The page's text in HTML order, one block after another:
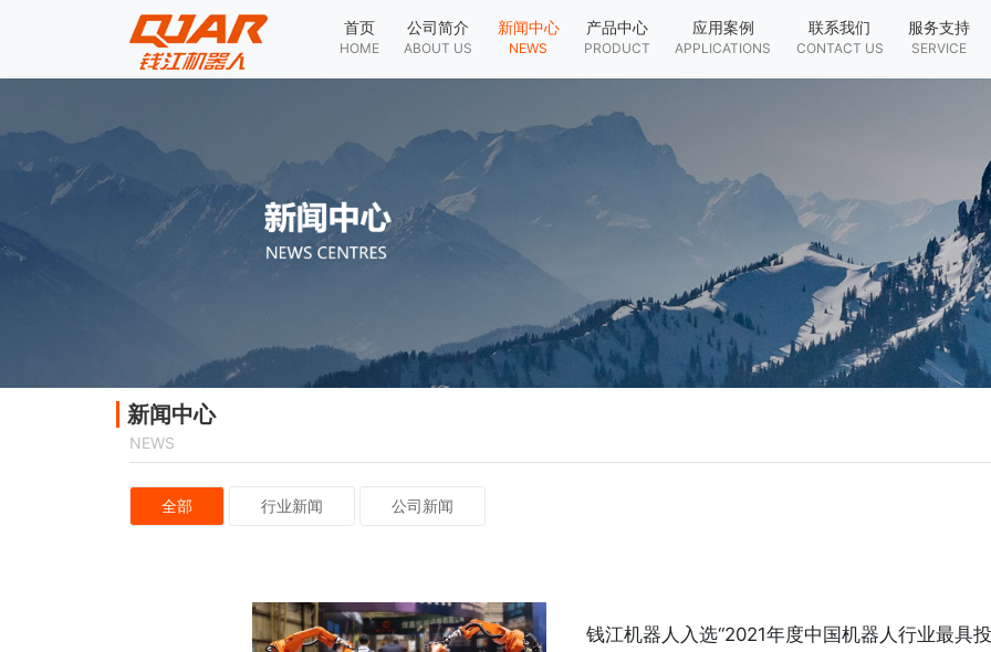
首页
HOME
公司简介
ABOUT US
新闻中心
NEWS
产品中心
PRODUCT
应用案例
APPLICATIONS
联系我们
CONTACT US
服务支持
SERVICE
新闻中心
NEWS
全部 行业新闻 公司新闻
钱江机器人入选“2021年度中国机器人行业最具投